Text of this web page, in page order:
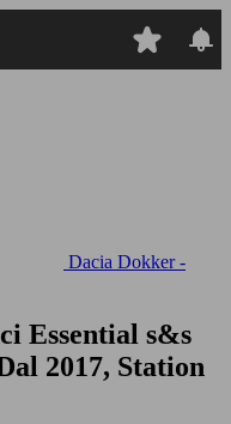
Dacia Dokker -
Essential s&s
2017, Station